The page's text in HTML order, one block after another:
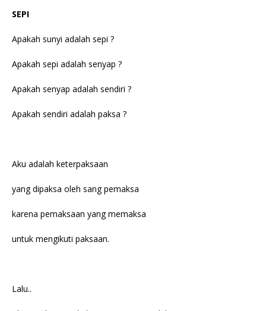
SEPI
Apakah sunyi adalah sepi ?
Apakah sepi adalah senyap ?
Apakah senyap adalah sendiri ?
Apakah sendiri adalah paksa ?
Aku adalah keterpaksaan
yang dipaksa oleh sang pemaksa
karena pemaksaan yang memaksa
untuk mengikuti paksaan.
Lalu..